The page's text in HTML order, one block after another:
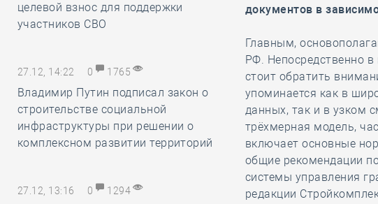
целевой взнос для поддержки
участников СВО
27.12, 14:22 0 1765
Владимир Путин подписал закон о
строительстве социальной
инфраструктуры при решении о
комплексном развитии территорий
27.12, 13:16 0 1294
документов в
Главным,
РФ. Непосредственно
стоит обратить
упоминается как в
данных, так и в узком
трёхмерная модель,
включает основные
общие рекомендации
системы управления
редакции